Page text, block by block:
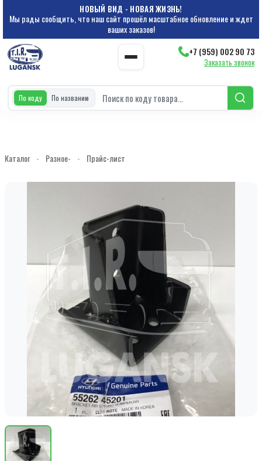
НОВЫЙ ВИД - НОВАЯ ЖИЗНЬ!
Мы рады сообщить, что наш сайт прошёл масштабное обновление и ждет
ваших заказов!
+7 (959) 002 90 73
Заказать звонок
По коду По названию
Каталог - Разное- - Прайс-лист